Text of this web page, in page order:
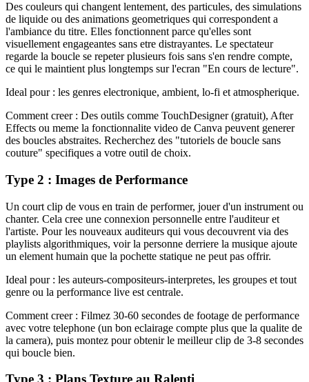
Des couleurs qui changent lentement, des particules, des simulations
de liquide ou des animations geometriques qui correspondent a
l'ambiance du titre. Elles fonctionnent parce qu'elles sont
visuellement engageantes sans etre distrayantes. Le spectateur
regarde la boucle se repeter plusieurs fois sans s'en rendre compte,
ce qui le maintient plus longtemps sur l'ecran "En cours de lecture".
Ideal pour : les genres electronique, ambient, lo-fi et atmospherique.
Comment creer : Des outils comme TouchDesigner (gratuit), After
Effects ou meme la fonctionnalite video de Canva peuvent generer
des boucles abstraites. Recherchez des "tutoriels de boucle sans
couture" specifiques a votre outil de choix.
Type 2 : Images de Performance
Un court clip de vous en train de performer, jouer d'un instrument ou
chanter. Cela cree une connexion personnelle entre l'auditeur et
l'artiste. Pour les nouveaux auditeurs qui vous decouvrent via des
playlists algorithmiques, voir la personne derriere la musique ajoute
un element humain que la pochette statique ne peut pas offrir.
Ideal pour : les auteurs-compositeurs-interpretes, les groupes et tout
genre ou la performance live est centrale.
Comment creer : Filmez 30-60 secondes de footage de performance
avec votre telephone (un bon eclairage compte plus que la qualite de
la camera), puis montez pour obtenir le meilleur clip de 3-8 secondes
qui boucle bien.
Type 3 : Plans Texture au Ralenti